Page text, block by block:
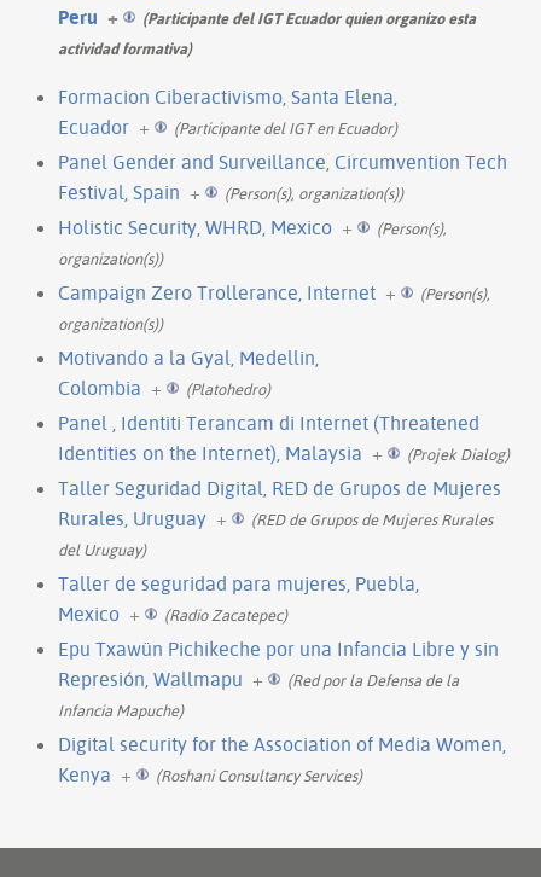
Peru +
(Participante del IGT Ecuador quien organizo esta
actividad formativa)
Formacion Ciberactivismo, Santa Elena,
Ecuador + (Participante del IGT en Ecuador)
Panel Gender and Surveillance, Circumvention Tech
Festival, Spain + (Person(s), organization(s))
Holistic Security, WHRD, Mexico +
(Person(s),
organization(s))
Campaign Zero Trollerance, Internet +
(Person(s),
organization(s))
Motivando a la Gyal, Medellin,
Colombia + (Platohedro)
Panel , Identiti Terancam di Internet (Threatened
Identities on the Internet), Malaysia + (Projek Dialog)
Taller Seguridad Digital, RED de Grupos de Mujeres
Rurales, Uruguay +
(RED de Grupos de Mujeres Rurales
del Uruguay)
Taller de seguridad para mujeres, Puebla,
Mexico + (Radio Zacatepec)
Epu Txawün Pichikeche por una Infancia Libre y sin
Represión, Wallmapu +
(Red por la Defensa de la
Infancia Mapuche)
Digital security for the Association of Media Women,
Kenya + (Roshani Consultancy Services)